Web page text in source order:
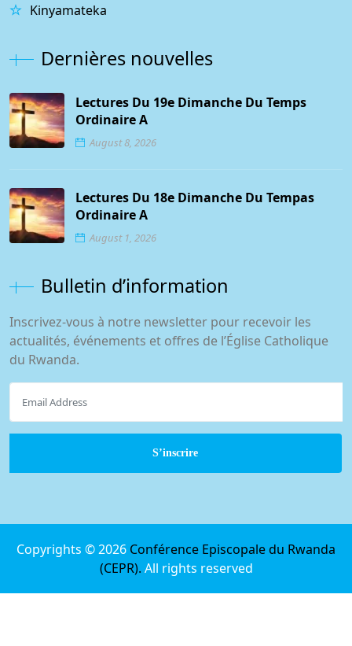
Kinyamateka
Dernières nouvelles
Lectures Du 19e Dimanche Du Temps
Ordinaire A
August 8, 2026
Lectures Du 18e Dimanche Du Tempas
Ordinaire A
August 1, 2026
Bulletin d’information
Inscrivez-vous à notre newsletter pour recevoir les
actualités, événements et offres de l’Église Catholique
du Rwanda.
Copyrights © 2026 Conférence Episcopale du Rwanda
(CEPR). All rights reserved